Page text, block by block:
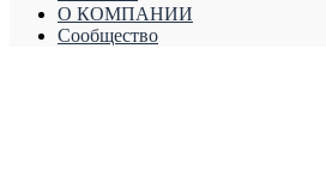
О КОМПАНИИ
Сообщество